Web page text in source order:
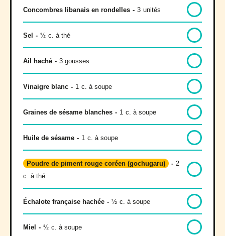
Concombres libanais en rondelles - 3 unités
Sel - ½ c. à thé
Ail haché - 3 gousses
Vinaigre blanc - 1 c. à soupe
Graines de sésame blanches - 1 c. à soupe
Huile de sésame - 1 c. à soupe
Poudre de piment rouge coréen (gochugaru) - 2
c. à thé
Échalote française hachée - ½ c. à soupe
Miel - ½ c. à soupe